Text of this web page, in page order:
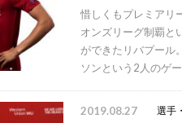
惜しくもプレミアリ
オンズリーグ制覇と
ができたリバプール
ソンという2人のゲ
2019.08.27 選手